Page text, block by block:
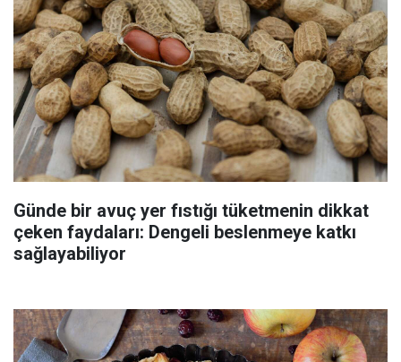
Günde bir avuç yer fıstığı tüketmenin dikkat
çeken faydaları: Dengeli beslenmeye katkı
sağlayabiliyor